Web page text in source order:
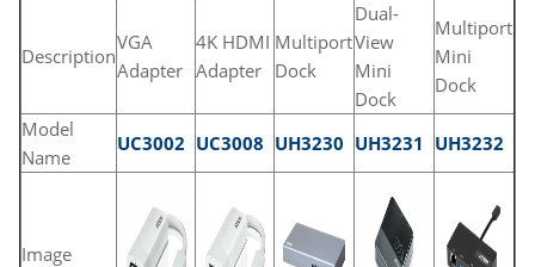
Description
VGA
Adapter
4K HDMI
Adapter
Multiport
Dock
Dual-
View
Mini
Dock
Multiport
Mini
Dock
Model
Name
UC3002 UC3008 UH3230 UH3231 UH3232
Image